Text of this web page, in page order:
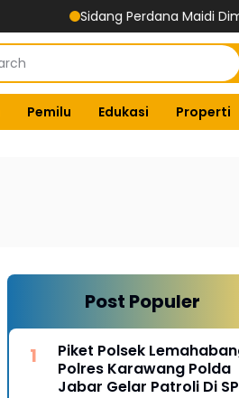
Sidang Perdana Maidi Dimulai,
Pemilu Edukasi Properti
Post Populer
Piket Polsek
Polres Karawang Polda
Jabar Gelar Patroli Di